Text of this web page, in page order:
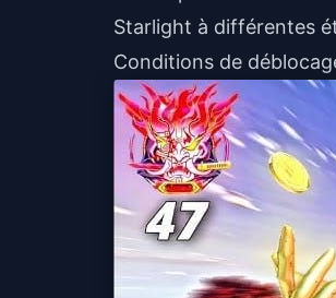
Starlight à différentes
Conditions de